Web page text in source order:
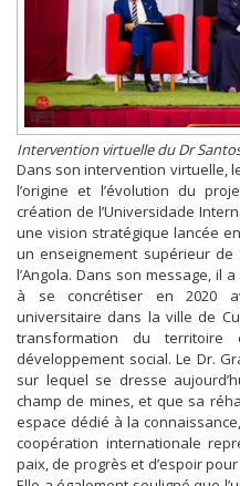
Intervention virtuelle du Dr
Dans son intervention virtuelle,
l’origine et l’évolution du
création de l’Universidade
une vision stratégique lancée
un enseignement supérieur
l’Angola. Dans son message, il
à se concrétiser en 2020
universitaire dans la ville de
transformation du territoire
développement social. Le Dr.
sur lequel se dresse
champ de mines, et que sa
espace dédié à la
coopération internationale
paix, de progrès et d’espoir